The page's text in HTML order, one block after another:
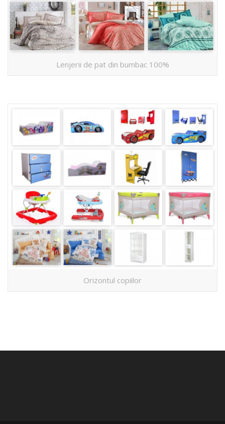
Lenjerii de pat din bumbac 100%
Orizontul copiilor